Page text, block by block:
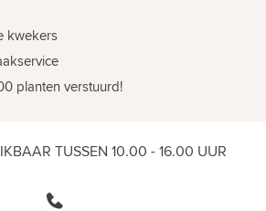
kwekers
planten verstuurd!
TUSSEN 10.00 - 16.00 UUR